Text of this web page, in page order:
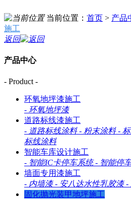
当前位置： 首页 > 产品
施工
返回
产品中心
- Product -
环氧地坪漆施工
- 环氧地坪漆
道路标线漆施工
- 道路标线涂料 - 粉末涂料 -
标线涂料
智能车库设计施工
- 智能IC卡停车系统 - 智能停
墙面专用漆施工
- 内墙漆 - 安八达水性乳胶漆 -
固化抛光装甲地坪施工